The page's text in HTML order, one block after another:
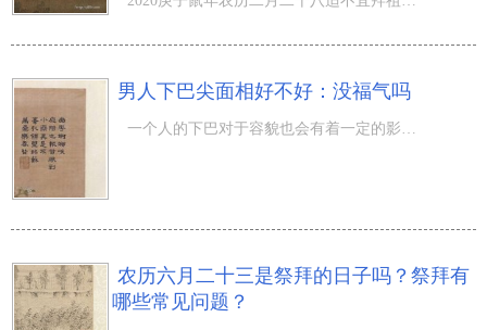
男人下巴尖面相好不好：没福气吗
一个人的下巴对于容貌也会有着一定的影响，毕竟现在都流行瓜子脸，而瓜子脸便是下巴很尖的人。而在古人看来
农历六月二十三是祭拜的日子吗？祭拜有
哪些常见问题？